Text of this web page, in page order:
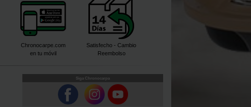
Chronocarpe.com
en tu móvil
Satisfecho - Cambio
Reembolso
Siga Chronocarpa